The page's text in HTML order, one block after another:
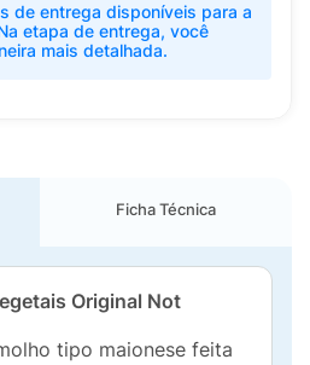
de entrega disponíveis para a
etapa de entrega, você
mais detalhada.
Ficha Técnica
Original Not
tipo maionese feita